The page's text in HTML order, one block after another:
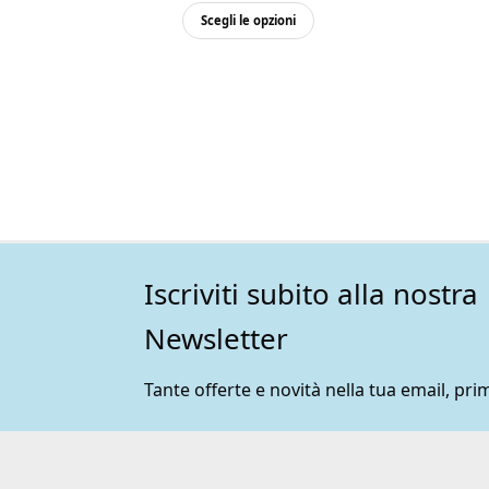
Scegli le opzioni
del
Iscriviti subito alla nostra
Newsletter
Tante offerte e novità nella tua email,